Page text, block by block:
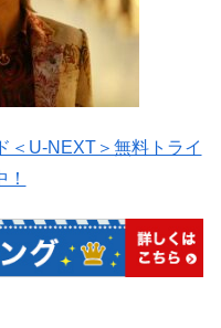
＜U-NEXT＞無料トライ